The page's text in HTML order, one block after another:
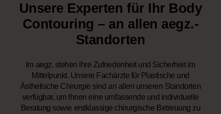
Unsere Experten für Ihr Body
Contouring – an allen aegz.-
Standorten
Im aegz. stehen Ihre Zufriedenheit und Sicherheit im
Mittelpunkt. Unsere Fachärzte für Plastische und
Ästhetische Chirurgie sind an allen unseren Standorten
verfügbar, um Ihnen eine umfassende und individuelle
Beratung sowie erstklassige chirurgische Betreuung zu